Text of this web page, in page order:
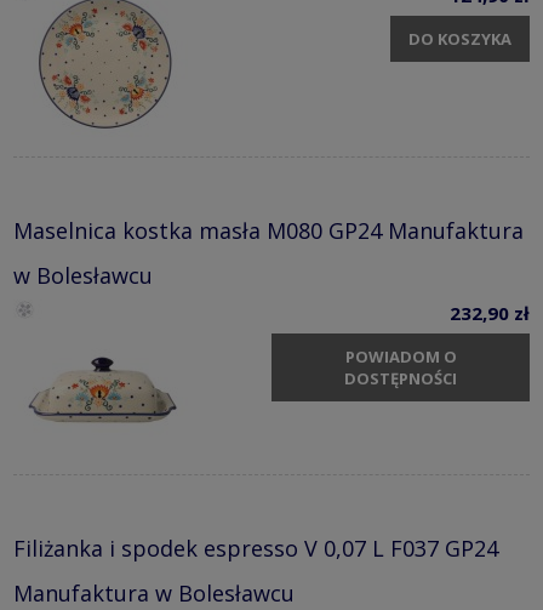
DO KOSZYKA
Maselnica kostka masła M080 GP24 Manufaktura
w Bolesławcu
232,90 zł
POWIADOM O
DOSTĘPNOŚCI
Filiżanka i spodek espresso V 0,07 L F037 GP24
Manufaktura w Bolesławcu